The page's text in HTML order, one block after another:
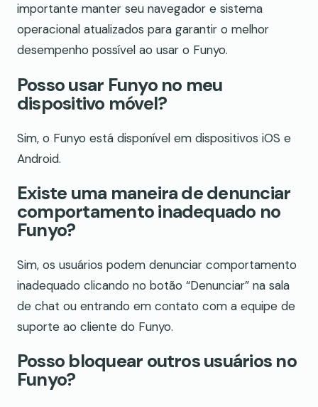
importante manter seu navegador e sistema
operacional atualizados para garantir o melhor
desempenho possível ao usar o Funyo.
Posso usar Funyo no meu
dispositivo móvel?
Sim, o Funyo está disponível em dispositivos iOS e
Android.
Existe uma maneira de denunciar
comportamento inadequado no
Funyo?
Sim, os usuários podem denunciar comportamento
inadequado clicando no botão “Denunciar” na sala
de chat ou entrando em contato com a equipe de
suporte ao cliente do Funyo.
Posso bloquear outros usuários no
Funyo?